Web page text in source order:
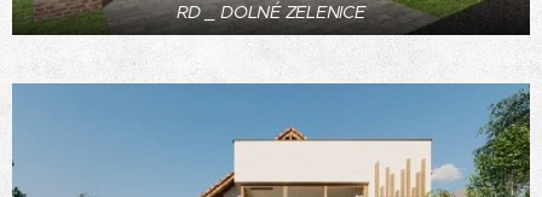
RD _ DOLNÉ ZELENICE